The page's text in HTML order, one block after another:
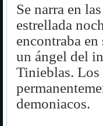
Se narra en
estrellada
encontraba
un ángel del
Tinieblas.
demoniacos.